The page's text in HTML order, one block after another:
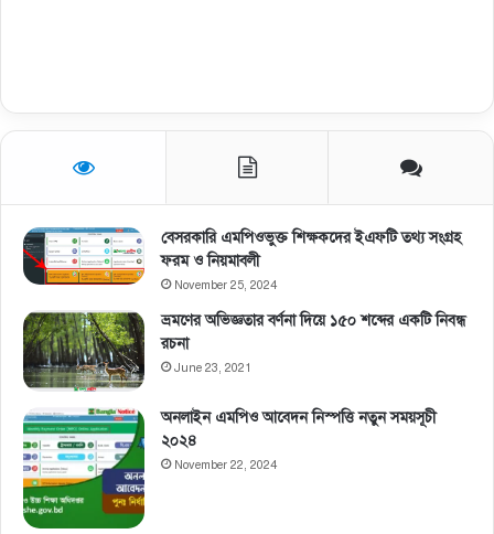
বেসরকারি এমপিওভুক্ত শিক্ষকদের ইএফটি তথ্য সংগ্রহ
ফরম ও নিয়মাবলী
November 25, 2024
ভ্রমণের অভিজ্ঞতার বর্ণনা দিয়ে ১৫০ শব্দের একটি নিবন্ধ
রচনা
June 23, 2021
অনলাইন এমপিও আবেদন নিস্পত্তি নতুন সময়সূচী
২০২৪
November 22, 2024